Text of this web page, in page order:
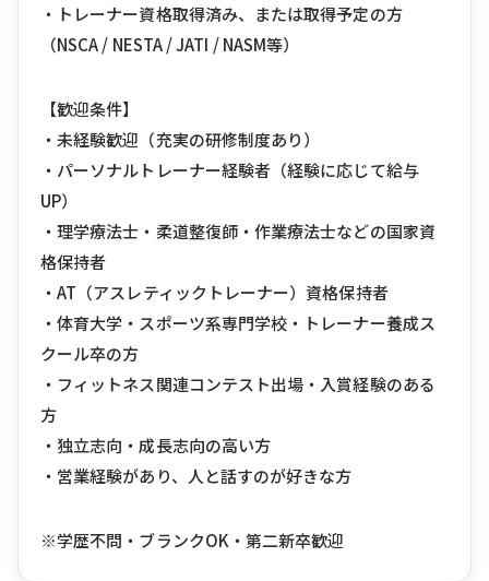
・トレーナー資格取得済み、または取得予定の方
（NSCA / NESTA / JATI / NASM等）
【歓迎条件】
・未経験歓迎（充実の研修制度あり）
・パーソナルトレーナー経験者（経験に応じて給与
UP）
・理学療法士・柔道整復師・作業療法士などの国家資
格保持者
・AT（アスレティックトレーナー）資格保持者
・体育大学・スポーツ系専門学校・トレーナー養成ス
クール卒の方
・フィットネス関連コンテスト出場・入賞経験のある
方
・独立志向・成長志向の高い方
・営業経験があり、人と話すのが好きな方
※学歴不問・ブランクOK・第二新卒歓迎